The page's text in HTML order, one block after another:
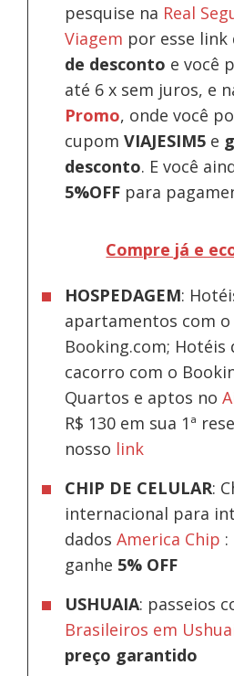
pesquise na Real
Viagem por esse link
de desconto e você
até 6 x sem juros, e
Promo, onde você
cupomVIAJESIM5 e
desconto. E você
5%OFF para
Compre já e
HOSPEDAGEM:
apartamentos com o
Booking.com; Hotéis
cacorro com o
Quartos e aptos no
R$ 130 em sua 1ª
nosso link
CHIP DE CELULAR:
internacional para
dadosAmerica Chip :
ganhe 5% OFF
USHUAIA: passeios
Brasileiros em
preço garantido